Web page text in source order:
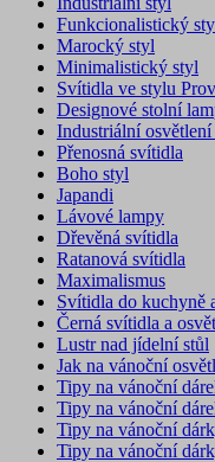
Funkcionalistický
Marocký styl
Minimalistický styl
Svítidla ve stylu
Designové stolní
Industriální
Přenosná svítidla
Boho styl
Japandi
Lávové lampy
Dřevěná svítidla
Ratanová svítidla
Maximalismus
Svítidla do kuchyně
Černá svítidla a
Lustr nad jídelní stůl
Jak na vánoční
Tipy na vánoční
Tipy na vánoční
Tipy na vánoční
Tipy na vánoční